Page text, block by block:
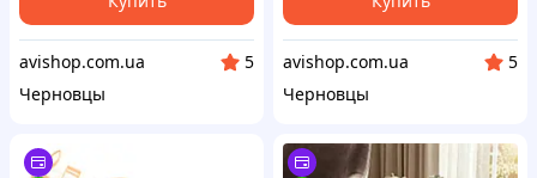
avishop.com.ua
5
Черновцы
avishop.com.ua
5
Черновцы